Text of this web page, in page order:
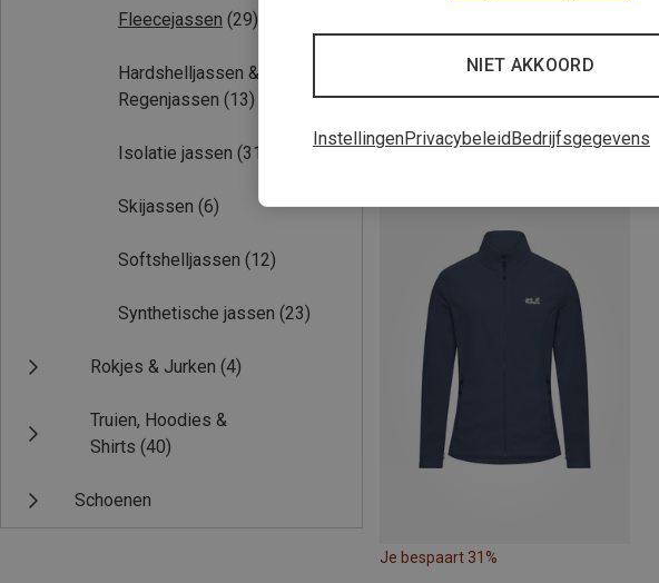
Fleecejassen (29)
Hardshelljassen &
Regenjassen (13)
Isolatie jassen (31)
Skijassen (6)
Softshelljassen (12)
Synthetische jassen (23)
Rokjes & Jurken (4)
Truien, Hoodies &
Shirts (40)
Schoenen
Je bespaart 31%
NIET AKKOORD
InstellingenPrivacybeleidBedrijfsgegevens